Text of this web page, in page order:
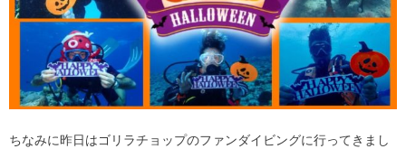
ちなみに昨日はゴリラチョップのファンダイビングに行ってきまし